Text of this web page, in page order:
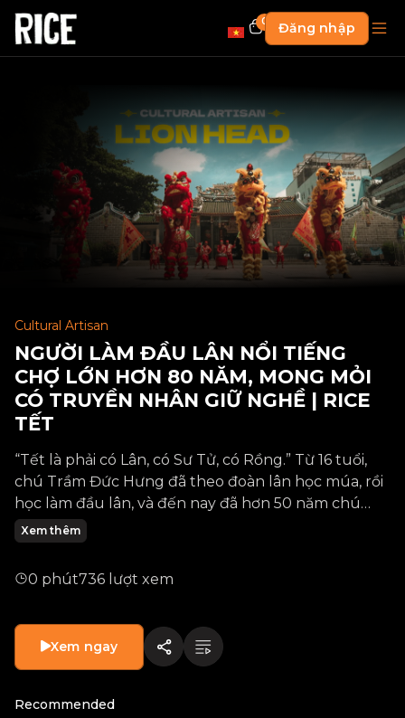
0 Đăng nhập
Cultural Artisan
NGƯỜI LÀM ĐẦU LÂN NỔI TIẾNG
CHỢ LỚN HƠN 80 NĂM, MONG MỎI
CÓ TRUYỀN NHÂN GIỮ NGHỀ | RICE
TẾT
“Tết là phải có Lân, có Sư Tử, có Rồng.” Từ 16 tuổi,
chú Trầm Đức Hưng đã theo đoàn lân học múa, rồi
học làm đầu lân, và đến nay đã hơn 50 năm chú
gắn bó với nghề truyền thống này. Vượt qua những
đòi hỏi về lòng kiên nhẫn, về độ cầu kỳ từng chiếc
chú Hưng trở thành một nghệ nhân có tiếng ở
đậm nét văn hóa của chú Hưng trong tập phim đặc
biệt mùa Tết từ RICE nhé!
Xem thêm
0 phút736 lượt xem
Xem ngay
Recommended